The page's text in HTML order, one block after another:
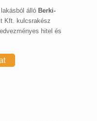
álló Berki-
Kft. kulcsrakész
hitel és